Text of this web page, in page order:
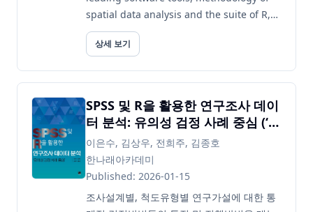
spatial data analysis and the suite of R,
for the analysis of vector and raster data.
The book's practic...
상세 보기
SPSS 및 R을 활용한 연구조사 데이
터 분석: 유의성 검정 사례 중심 (‘유
의성 검정 사례 중심’)
이은수, 김상우, 전희주, 김종호
한나래아카데미
Published: 2026-01-15
조사설계별, 척도유형별 연구가설에 대한 통